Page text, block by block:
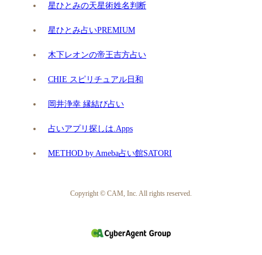
星ひとみの天星術姓名判断
星ひとみ占いPREMIUM
木下レオンの帝王吉方占い
CHIE スピリチュアル日和
岡井浄幸 縁結び占い
占いアプリ探しは.Apps
METHOD by Ameba占い館SATORI
Copyright © CAM, Inc. All rights reserved.